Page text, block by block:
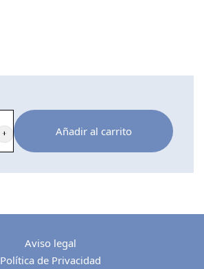
Añadir al carrito
Aviso legal
Política de Privacidad